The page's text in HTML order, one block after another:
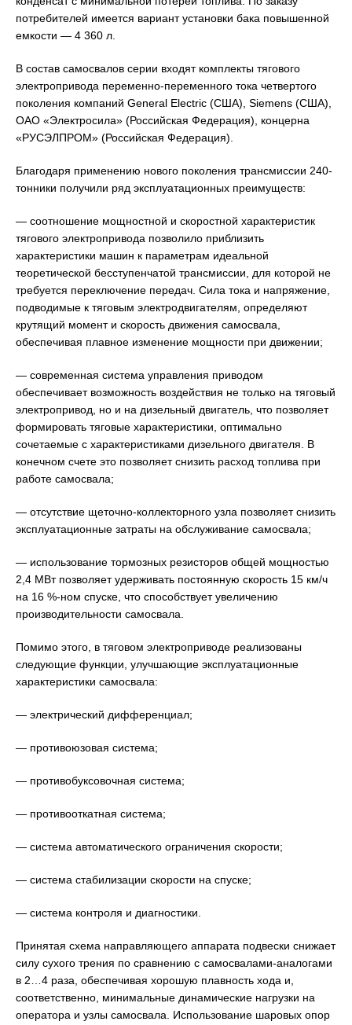
потребителей имеется вариант установки бака повышенной
емкости — 4 360 л.
В состав самосвалов серии входят комплекты тягового
электропривода переменно-переменного тока четвертого
поколения компаний General Electric (США), Siemens (США),
ОАО «Электросила» (Российская Федерация), концерна
«РУСЭЛПРОМ» (Российская Федерация).
Благодаря применению нового поколения трансмиссии 240-
тонники получили ряд эксплуатационных преимуществ:
— соотношение мощностной и скоростной характеристик
тягового электропривода позволило приблизить
характеристики машин к параметрам идеальной
теоретической бесступенчатой трансмиссии, для которой не
требуется переключение передач. Сила тока и напряжение,
подводимые к тяговым электродвигателям, определяют
крутящий момент и скорость движения самосвала,
обеспечивая плавное изменение мощности при движении;
— современная система управления приводом
обеспечивает возможность воздействия не только на тяговый
электропривод, но и на дизельный двигатель, что позволяет
формировать тяговые характеристики, оптимально
сочетаемые с характеристиками дизельного двигателя. В
конечном счете это позволяет снизить расход топлива при
работе самосвала;
— отсутствие щеточно-коллекторного узла позволяет снизить
эксплуатационные затраты на обслуживание самосвала;
— использование тормозных резисторов общей мощностью
2,4 МВт позволяет удерживать постоянную скорость 15 км/ч
на 16 %-ном спуске, что способствует увеличению
производительности самосвала.
Помимо этого, в тяговом электроприводе реализованы
следующие функции, улучшающие эксплуатационные
характеристики самосвала:
— электрический дифференциал;
— противоюзовая система;
— противобуксовочная система;
— противооткатная система;
— система автоматического ограничения скорости;
— система стабилизации скорости на спуске;
— система контроля и диагностики.
Принятая схема направляющего аппарата подвески снижает
силу сухого трения по сравнению с самосвалами-аналогами
в 2…4 раза, обеспечивая хорошую плавность хода и,
соответственно, минимальные динамические нагрузки на
оператора и узлы самосвала. Использование шаровых опор